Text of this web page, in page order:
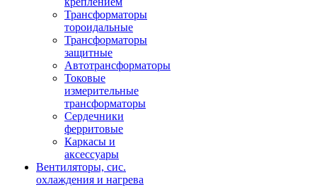
Трансформаторы
тороидальные
Трансформаторы
защитные
Автотрансформаторы
Токовые
измерительные
трансформаторы
Сердечники
ферритовые
Каркасы и
аксессуары
Вентиляторы, сис.
охлаждения и нагрева